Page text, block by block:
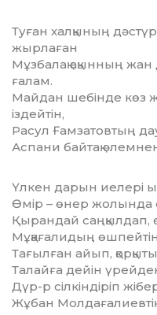
Туған халқының
жырлаған
Мұзбалақ ақынның жан
ғалам.
Майдан шебінде көз
іздейтін,
Расул Ғамзатовтың
Аспани байтақ
Үлкен дарын иелері
Өмір – өнер жолында
Қырандай саңқылдап,
Мұқағалидың өшпейтін
Тағылған айып,
Талайға дейін
Дүр-р сілкіндіріп
Жұбан